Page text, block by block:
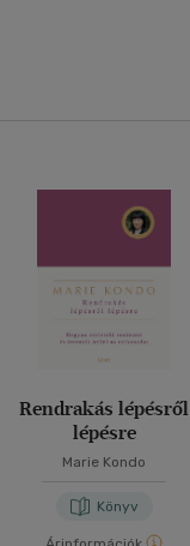
Rendrakás lépésről
lépésre
Marie Kondo
Könyv